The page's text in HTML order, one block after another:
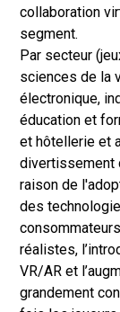
collaboration
segment.
Par secteur
sciences de la
électronique,
éducation et
et hôtellerie et
divertissement
raison de
des
réalistes,
VR/AR et
grandement